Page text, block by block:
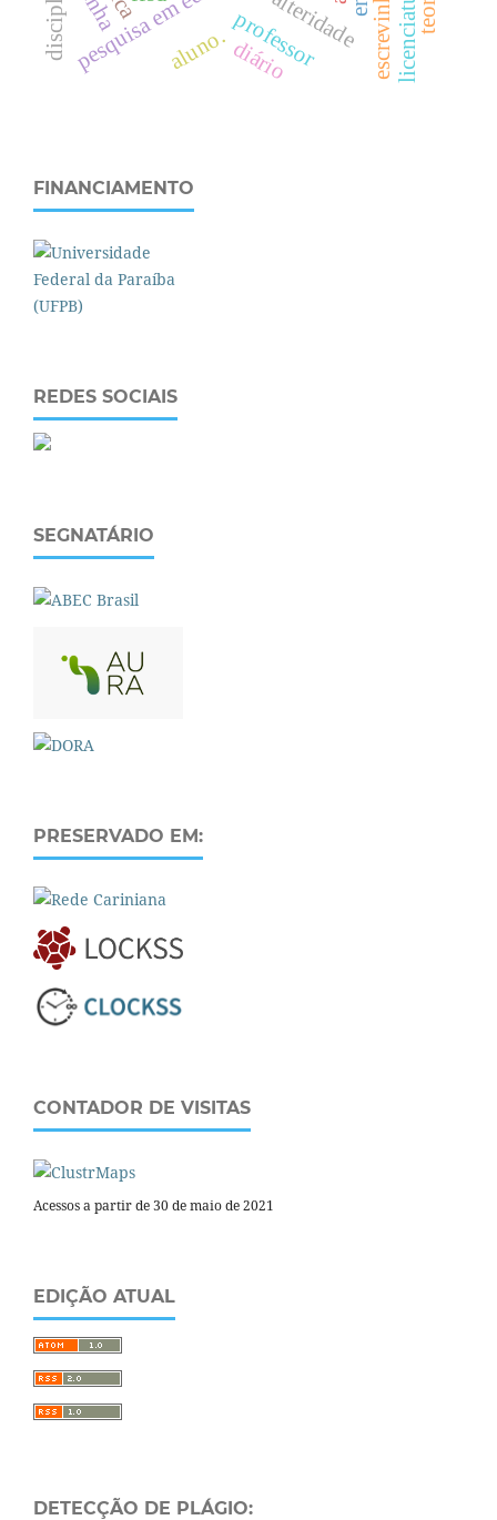
alteridade
professor
aluno.diário
FINANCIAMENTO
REDES SOCIAIS
SEGNATÁRIO
PRESERVADO EM:
CONTADOR DE VISITAS
Acessos a partir de 30 de maio de 2021
EDIÇÃO ATUAL
DETECÇÃO DE PLÁGIO: